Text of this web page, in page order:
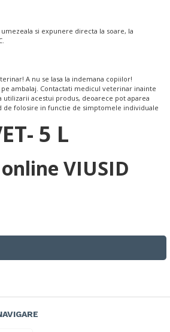
si expunere directa la soare, la
A nu se lasa la indemana copiilor!
ambalaj. Contactati medicul veterinar inainte
utilizarii acestui produs, deoarece pot aparea
de folosire in functie de simptomele individuale
5 L
VIUSID